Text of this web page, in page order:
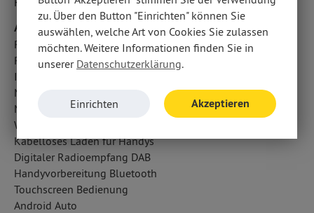
Audio & Kommunikation
Radio-Navigationssystem: Multimedia Navi Pro 10
Radio
Informations- und Servicesystem: Opel Connect
Multi-Funktions-Display
Multimedia-System
WLAN Hotspot
Kabelloses Laden für Handys
Digitaler Radioempfang DAB
Handyvorbereitung Bluetooth
Touchscreen Bedienung
Android Auto
zu. Über den Button "Einrichten" können Sie
auswählen, welche Art von Cookies Sie zulassen
möchten. Weitere Informationen finden Sie in
unserer Datenschutzerklärung.
Einrichten Akzeptieren